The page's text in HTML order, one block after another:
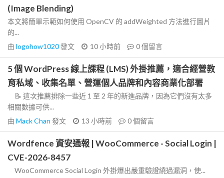
(Image Blending)
本文將簡單示範如何使用 OpenCV 的 addWeighted 方法進行圖片
的...
由 logohow1020發文 10 小時前 0個留言
5 個 WordPress 線上課程 (LMS) 外掛推薦，適合經營教
育私域、收集名單、營運個人品牌和內容商業化部署
📝 這次推薦排除一些近 1 至 2 年的新進品牌，因為它們沒有太多
相關數據可供...
由 Mack Chan 發文 13 小時前 0個留言
Wordfence 資安通報 | WooCommerce - Social Login |
CVE-2026-8457
WooCommerce Social Login 外掛爆出嚴重驗證繞過漏洞，使...